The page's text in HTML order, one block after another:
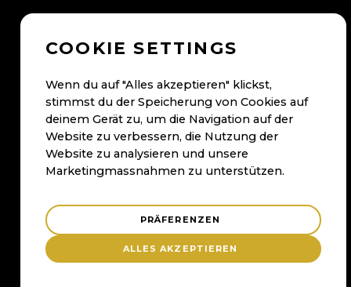
kontakt@maybaum.ch
BADEN
Maybaum AG
Bruggerstrasse 37
5400 Baden
Anfahrtsplan
Google Maps
COOKIE SETTINGS
Wenn du auf "Alles akzeptieren" klickst,
stimmst du der Speicherung von Cookies auf
deinem Gerät zu, um die Navigation auf der
Website zu verbessern, die Nutzung der
Website zu analysieren und unsere
Marketingmassnahmen zu unterstützen.
PRÄFERENZEN
ALLES AKZEPTIEREN